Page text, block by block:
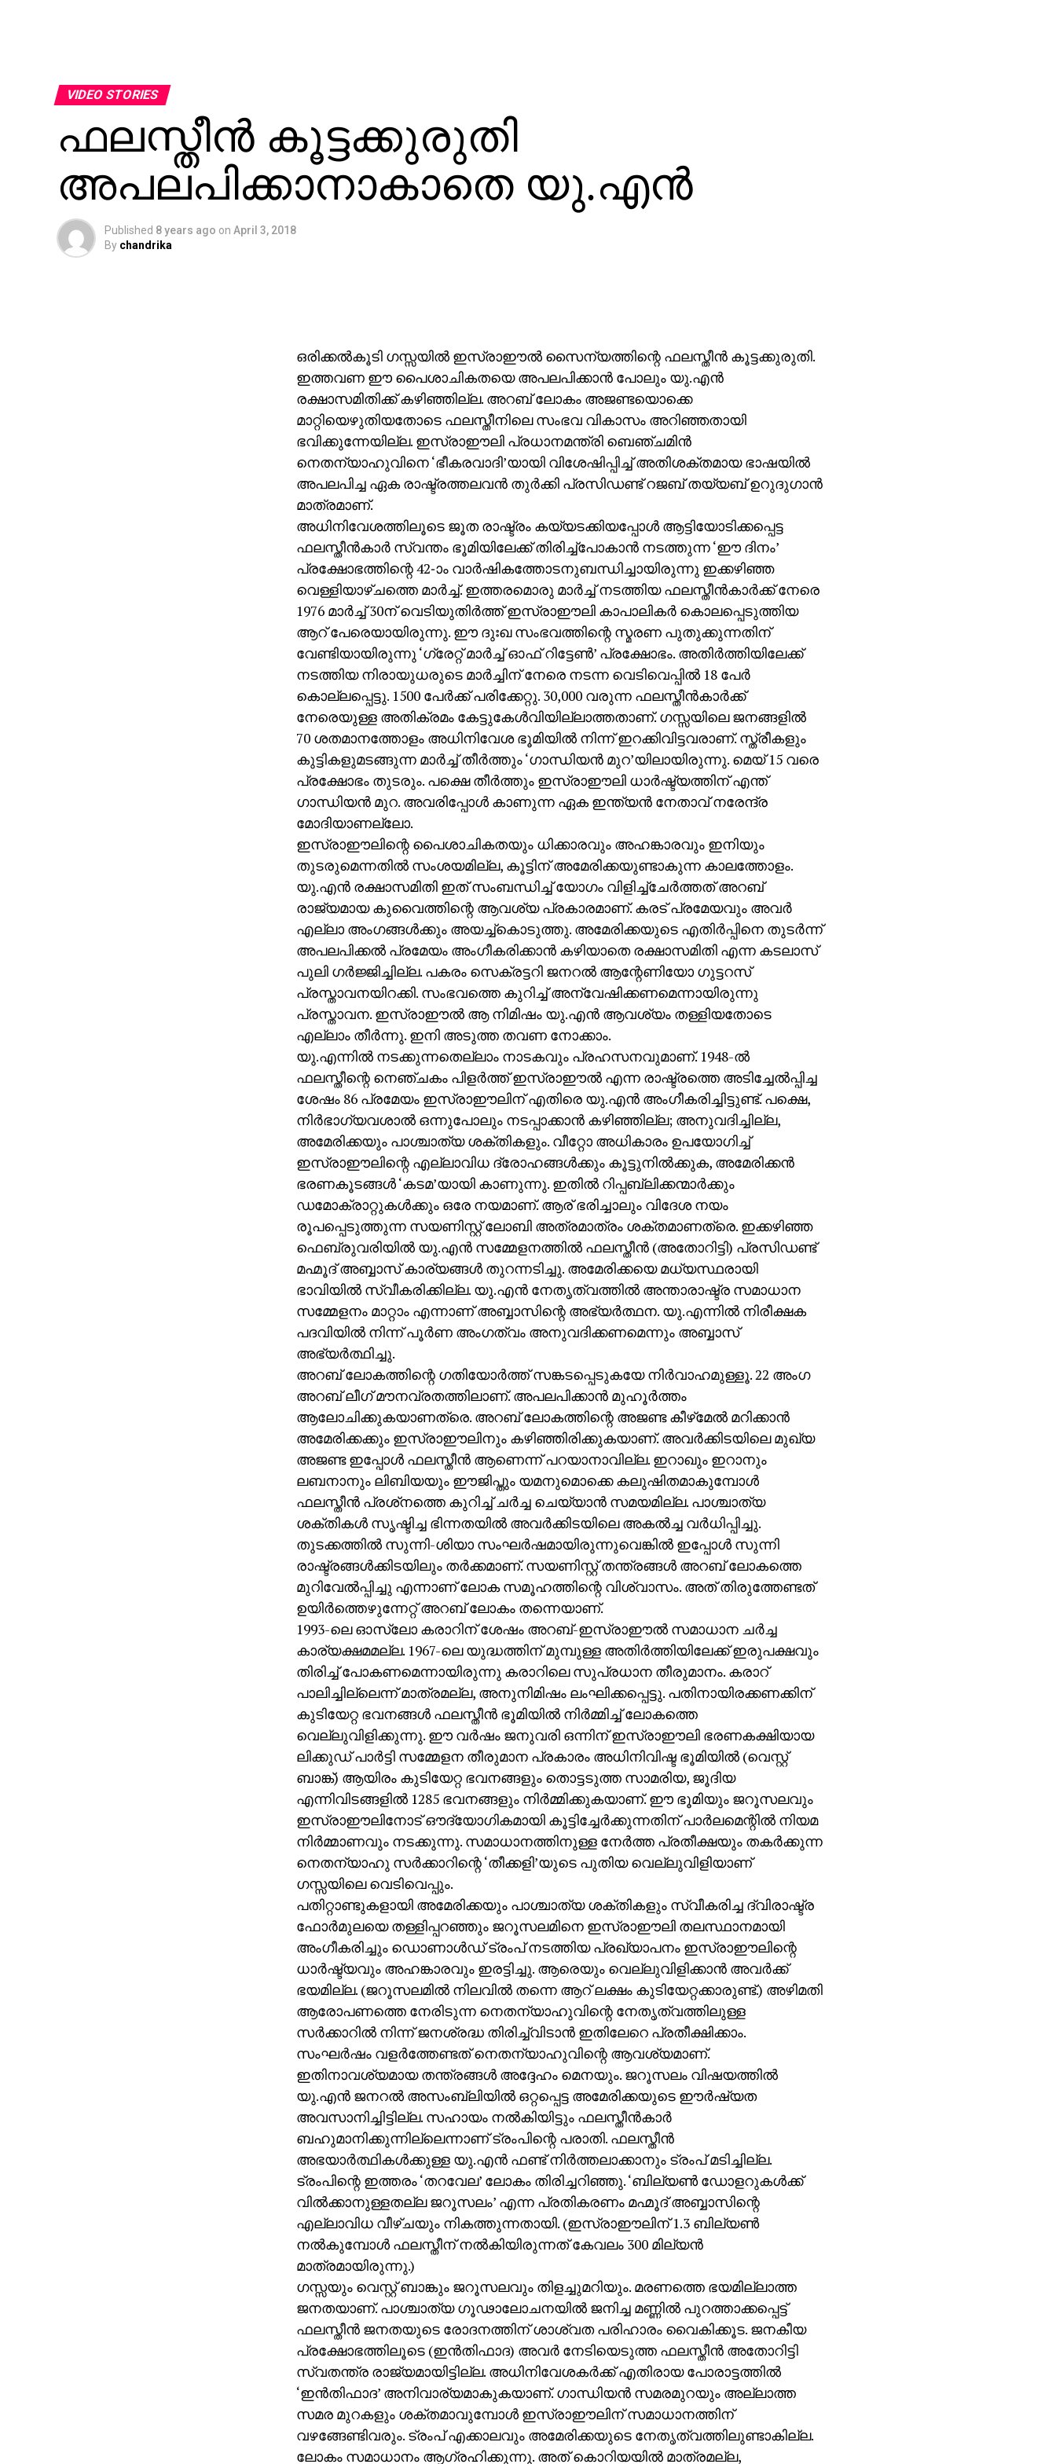
VIDEO STORIES
ഫലസ്തീന്‍ കൂട്ടക്കുരുതി
അപലപിക്കാനാകാതെ യു.എന്‍
Published 8 years ago on April 3, 2018
By chandrika
ഒരിക്കല്‍കൂടി ഗസ്സയില്‍ ഇസ്രാഈല്‍ സൈന്യത്തിന്റെ ഫലസ്തീന്‍ കൂട്ടക്കുരുതി.
ഇത്തവണ ഈ പൈശാചികതയെ അപലപിക്കാന്‍ പോലും യു.എന്‍
രക്ഷാസമിതിക്ക് കഴിഞ്ഞില്ല. അറബ് ലോകം അജണ്ടയൊക്കെ
മാറ്റിയെഴുതിയതോടെ ഫലസ്തീനിലെ സംഭവ വികാസം അറിഞ്ഞതായി
ഭവിക്കുന്നേയില്ല. ഇസ്രാഈലി പ്രധാനമന്ത്രി ബെഞ്ചമിന്‍
നെതന്യാഹുവിനെ ‘ഭീകരവാദി’യായി വിശേഷിപ്പിച്ച് അതിശക്തമായ ഭാഷയില്‍
അപലപിച്ച ഏക രാഷ്ട്രത്തലവന്‍ തുര്‍ക്കി പ്രസിഡണ്ട് റജബ് തയ്യബ് ഉറുദുഗാന്‍
മാത്രമാണ്.
അധിനിവേശത്തിലൂടെ ജൂത രാഷ്ട്രം കയ്യടക്കിയപ്പോള്‍ ആട്ടിയോടിക്കപ്പെട്ട
ഫലസ്തീന്‍കാര്‍ സ്വന്തം ഭൂമിയിലേക്ക് തിരിച്ച്‌പോകാന്‍ നടത്തുന്ന ‘ഈ ദിനം’
പ്രക്ഷോഭത്തിന്റെ 42-ാം വാര്‍ഷികത്തോടനുബന്ധിച്ചായിരുന്നു ഇക്കഴിഞ്ഞ
വെള്ളിയാഴ്ചത്തെ മാര്‍ച്ച്. ഇത്തരമൊരു മാര്‍ച്ച് നടത്തിയ ഫലസ്തീന്‍കാര്‍ക്ക് നേരെ
1976 മാര്‍ച്ച് 30ന് വെടിയുതിര്‍ത്ത് ഇസ്രാഈലി കാപാലികര്‍ കൊലപ്പെടുത്തിയ
ആറ് പേരെയായിരുന്നു. ഈ ദുഃഖ സംഭവത്തിന്റെ സ്മരണ പുതുക്കുന്നതിന്
വേണ്ടിയായിരുന്നു ‘ഗ്രേറ്റ് മാര്‍ച്ച് ഓഫ് റിട്ടേണ്‍’ പ്രക്ഷോഭം. അതിര്‍ത്തിയിലേക്ക്
നടത്തിയ നിരായുധരുടെ മാര്‍ച്ചിന് നേരെ നടന്ന വെടിവെപ്പില്‍ 18 പേര്‍
കൊല്ലപ്പെട്ടു. 1500 പേര്‍ക്ക് പരിക്കേറ്റു. 30,000 വരുന്ന ഫലസ്തീന്‍കാര്‍ക്ക്
നേരെയുള്ള അതിക്രമം കേട്ടുകേള്‍വിയില്ലാത്തതാണ്. ഗസ്സയിലെ ജനങ്ങളില്‍
70 ശതമാനത്തോളം അധിനിവേശ ഭൂമിയില്‍ നിന്ന് ഇറക്കിവിട്ടവരാണ്. സ്ത്രീകളും
കുട്ടികളുമടങ്ങുന്ന മാര്‍ച്ച് തീര്‍ത്തും ‘ഗാന്ധിയന്‍ മുറ’യിലായിരുന്നു. മെയ് 15 വരെ
പ്രക്ഷോഭം തുടരും. പക്ഷെ തീര്‍ത്തും ഇസ്രാഈലി ധാര്‍ഷ്ട്യത്തിന് എന്ത്
ഗാന്ധിയന്‍ മുറ. അവരിപ്പോള്‍ കാണുന്ന ഏക ഇന്ത്യന്‍ നേതാവ് നരേന്ദ്ര
മോദിയാണല്ലോ.
ഇസ്രാഈലിന്റെ പൈശാചികതയും ധിക്കാരവും അഹങ്കാരവും ഇനിയും
തുടരുമെന്നതില്‍ സംശയമില്ല, കൂട്ടിന് അമേരിക്കയുണ്ടാകുന്ന കാലത്തോളം.
യു.എന്‍ രക്ഷാസമിതി ഇത് സംബന്ധിച്ച് യോഗം വിളിച്ച്‌ചേര്‍ത്തത് അറബ്
രാജ്യമായ കുവൈത്തിന്റെ ആവശ്യ പ്രകാരമാണ്. കരട് പ്രമേയവും അവര്‍
എല്ലാ അംഗങ്ങള്‍ക്കും അയച്ച്‌കൊടുത്തു. അമേരിക്കയുടെ എതിര്‍പ്പിനെ തുടര്‍ന്ന്
അപലപിക്കല്‍ പ്രമേയം അംഗീകരിക്കാന്‍ കഴിയാതെ രക്ഷാസമിതി എന്ന കടലാസ്
പുലി ഗര്‍ജ്ജിച്ചില്ല. പകരം സെക്രട്ടറി ജനറല്‍ ആന്റേണിയോ ഗുട്ടറസ്
പ്രസ്താവനയിറക്കി. സംഭവത്തെ കുറിച്ച് അന്വേഷിക്കണമെന്നായിരുന്നു
പ്രസ്താവന. ഇസ്രാഈല്‍ ആ നിമിഷം യു.എന്‍ ആവശ്യം തള്ളിയതോടെ
എല്ലാം തീര്‍ന്നു. ഇനി അടുത്ത തവണ നോക്കാം.
യു.എന്നില്‍ നടക്കുന്നതെല്ലാം നാടകവും പ്രഹസനവുമാണ്. 1948-ല്‍
ഫലസ്തീന്റെ നെഞ്ചകം പിളര്‍ത്ത് ഇസ്രാഈല്‍ എന്ന രാഷ്ട്രത്തെ അടിച്ചേല്‍പ്പിച്ച
ശേഷം 86 പ്രമേയം ഇസ്രാഈലിന് എതിരെ യു.എന്‍ അംഗീകരിച്ചിട്ടുണ്ട്. പക്ഷെ,
നിര്‍ഭാഗ്യവശാല്‍ ഒന്നുപോലും നടപ്പാക്കാന്‍ കഴിഞ്ഞില്ല; അനുവദിച്ചില്ല,
അമേരിക്കയും പാശ്ചാത്യ ശക്തികളും. വീറ്റോ അധികാരം ഉപയോഗിച്ച്
ഇസ്രാഈലിന്റെ എല്ലാവിധ ദ്രോഹങ്ങള്‍ക്കും കൂട്ടുനില്‍ക്കുക, അമേരിക്കന്‍
ഭരണകൂടങ്ങള്‍ ‘കടമ’യായി കാണുന്നു. ഇതില്‍ റിപ്പബ്ലിക്കന്മാര്‍ക്കും
ഡമോക്രാറ്റുകള്‍ക്കും ഒരേ നയമാണ്. ആര് ഭരിച്ചാലും വിദേശ നയം
രൂപപ്പെടുത്തുന്ന സയണിസ്റ്റ് ലോബി അത്രമാത്രം ശക്തമാണത്രെ. ഇക്കഴിഞ്ഞ
ഫെബ്രുവരിയില്‍ യു.എന്‍ സമ്മേളനത്തില്‍ ഫലസ്തീന്‍ (അതോറിട്ടി) പ്രസിഡണ്ട്
മഹ്മൂദ് അബ്ബാസ് കാര്യങ്ങള്‍ തുറന്നടിച്ചു. അമേരിക്കയെ മധ്യസ്ഥരായി
ഭാവിയില്‍ സ്വീകരിക്കില്ല. യു.എന്‍ നേതൃത്വത്തില്‍ അന്താരാഷ്ട്ര സമാധാന
സമ്മേളനം മാറ്റാം എന്നാണ് അബ്ബാസിന്റെ അഭ്യര്‍ത്ഥന. യു.എന്നില്‍ നിരീക്ഷക
പദവിയില്‍ നിന്ന് പൂര്‍ണ അംഗത്വം അനുവദിക്കണമെന്നും അബ്ബാസ്
അഭ്യര്‍ത്ഥിച്ചു.
അറബ് ലോകത്തിന്റെ ഗതിയോര്‍ത്ത് സങ്കടപ്പെടുകയേ നിര്‍വാഹമുള്ളൂ. 22 അംഗ
അറബ് ലീഗ് മൗനവ്രതത്തിലാണ്. അപലപിക്കാന്‍ മുഹൂര്‍ത്തം
ആലോചിക്കുകയാണത്രെ. അറബ് ലോകത്തിന്റെ അജണ്ട കീഴ്‌മേല്‍ മറിക്കാന്‍
അമേരിക്കക്കും ഇസ്രാഈലിനും കഴിഞ്ഞിരിക്കുകയാണ്. അവര്‍ക്കിടയിലെ മുഖ്യ
അജണ്ട ഇപ്പോള്‍ ഫലസ്തീന്‍ ആണെന്ന് പറയാനാവില്ല. ഇറാഖും ഇറാനും
ലബനാനും ലിബിയയും ഈജിപ്തും യമനുമൊക്കെ കലുഷിതമാകുമ്പോള്‍
ഫലസ്തീന്‍ പ്രശ്‌നത്തെ കുറിച്ച് ചര്‍ച്ച ചെയ്യാന്‍ സമയമില്ല. പാശ്ചാത്യ
ശക്തികള്‍ സൃഷ്ടിച്ച ഭിന്നതയില്‍ അവര്‍ക്കിടയിലെ അകല്‍ച്ച വര്‍ധിപ്പിച്ചു.
തുടക്കത്തില്‍ സുന്നി-ശിയാ സംഘര്‍ഷമായിരുന്നുവെങ്കില്‍ ഇപ്പോള്‍ സുന്നി
രാഷ്ട്രങ്ങള്‍ക്കിടയിലും തര്‍ക്കമാണ്. സയണിസ്റ്റ് തന്ത്രങ്ങള്‍ അറബ് ലോകത്തെ
മുറിവേല്‍പ്പിച്ചു എന്നാണ് ലോക സമൂഹത്തിന്റെ വിശ്വാസം. അത് തിരുത്തേണ്ടത്
ഉയിര്‍ത്തെഴുന്നേറ്റ് അറബ് ലോകം തന്നെയാണ്.
1993-ലെ ഓസ്‌ലോ കരാറിന് ശേഷം അറബ്-ഇസ്രാഈല്‍ സമാധാന ചര്‍ച്ച
കാര്യക്ഷമമല്ല. 1967-ലെ യുദ്ധത്തിന് മുമ്പുള്ള അതിര്‍ത്തിയിലേക്ക് ഇരുപക്ഷവും
തിരിച്ച് പോകണമെന്നായിരുന്നു കരാറിലെ സുപ്രധാന തീരുമാനം. കരാറ്
പാലിച്ചില്ലെന്ന് മാത്രമല്ല, അനുനിമിഷം ലംഘിക്കപ്പെട്ടു. പതിനായിരക്കണക്കിന്
കുടിയേറ്റ ഭവനങ്ങള്‍ ഫലസ്തീന്‍ ഭൂമിയില്‍ നിര്‍മ്മിച്ച് ലോകത്തെ
വെല്ലുവിളിക്കുന്നു. ഈ വര്‍ഷം ജനുവരി ഒന്നിന് ഇസ്രാഈലി ഭരണകക്ഷിയായ
ലിക്കുഡ് പാര്‍ട്ടി സമ്മേളന തീരുമാന പ്രകാരം അധിനിവിഷ്ട ഭൂമിയില്‍ (വെസ്റ്റ്
ബാങ്ക്) ആയിരം കുടിയേറ്റ ഭവനങ്ങളും തൊട്ടടുത്ത സാമരിയ, ജൂദിയ
എന്നിവിടങ്ങളില്‍ 1285 ഭവനങ്ങളും നിര്‍മ്മിക്കുകയാണ്. ഈ ഭൂമിയും ജറൂസലവും
ഇസ്രാഈലിനോട് ഔദ്യോഗികമായി കൂട്ടിച്ചേര്‍ക്കുന്നതിന് പാര്‍ലമെന്റില്‍ നിയമ
നിര്‍മ്മാണവും നടക്കുന്നു. സമാധാനത്തിനുള്ള നേര്‍ത്ത പ്രതീക്ഷയും തകര്‍ക്കുന്ന
നെതന്യാഹു സര്‍ക്കാറിന്റെ ‘തീക്കളി’യുടെ പുതിയ വെല്ലുവിളിയാണ്
ഗസ്സയിലെ വെടിവെപ്പും.
പതിറ്റാണ്ടുകളായി അമേരിക്കയും പാശ്ചാത്യ ശക്തികളും സ്വീകരിച്ച ദ്വിരാഷ്ട്ര
ഫോര്‍മുലയെ തള്ളിപ്പറഞ്ഞും ജറൂസലമിനെ ഇസ്രാഈലി തലസ്ഥാനമായി
അംഗീകരിച്ചും ഡൊണാള്‍ഡ് ട്രംപ് നടത്തിയ പ്രഖ്യാപനം ഇസ്രാഈലിന്റെ
ധാര്‍ഷ്ട്യവും അഹങ്കാരവും ഇരട്ടിച്ചു. ആരെയും വെല്ലുവിളിക്കാന്‍ അവര്‍ക്ക്
ഭയമില്ല. (ജറൂസലമില്‍ നിലവില്‍ തന്നെ ആറ് ലക്ഷം കുടിയേറ്റക്കാരുണ്ട്.) അഴിമതി
ആരോപണത്തെ നേരിടുന്ന നെതന്യാഹുവിന്റെ നേതൃത്വത്തിലുള്ള
സര്‍ക്കാറില്‍ നിന്ന് ജനശ്രദ്ധ തിരിച്ച്‌വിടാന്‍ ഇതിലേറെ പ്രതീക്ഷിക്കാം.
സംഘര്‍ഷം വളര്‍ത്തേണ്ടത് നെതന്യാഹുവിന്റെ ആവശ്യമാണ്.
ഇതിനാവശ്യമായ തന്ത്രങ്ങള്‍ അദ്ദേഹം മെനയും. ജറൂസലം വിഷയത്തില്‍
യു.എന്‍ ജനറല്‍ അസംബ്ലിയില്‍ ഒറ്റപ്പെട്ട അമേരിക്കയുടെ ഈര്‍ഷ്യത
അവസാനിച്ചിട്ടില്ല. സഹായം നല്‍കിയിട്ടും ഫലസ്തീന്‍കാര്‍
ബഹുമാനിക്കുന്നില്ലെന്നാണ് ട്രംപിന്റെ പരാതി. ഫലസ്തീന്‍
അഭയാര്‍ത്ഥികള്‍ക്കുള്ള യു.എന്‍ ഫണ്ട് നിര്‍ത്തലാക്കാനും ട്രംപ് മടിച്ചില്ല.
ട്രംപിന്റെ ഇത്തരം ‘തറവേല’ ലോകം തിരിച്ചറിഞ്ഞു. ‘ബില്യണ്‍ ഡോളറുകള്‍ക്ക്
വില്‍ക്കാനുള്ളതല്ല ജറൂസലം’ എന്ന പ്രതികരണം മഹ്മൂദ് അബ്ബാസിന്റെ
എല്ലാവിധ വീഴ്ചയും നികത്തുന്നതായി. (ഇസ്രാഈലിന് 1.3 ബില്യണ്‍
നല്‍കുമ്പോള്‍ ഫലസ്തീന് നല്‍കിയിരുന്നത് കേവലം 300 മില്യന്‍
മാത്രമായിരുന്നു.)
ഗസ്സയും വെസ്റ്റ് ബാങ്കും ജറൂസലവും തിളച്ചുമറിയും. മരണത്തെ ഭയമില്ലാത്ത
ജനതയാണ്. പാശ്ചാത്യ ഗൂഢാലോചനയില്‍ ജനിച്ച മണ്ണില്‍ പുറത്താക്കപ്പെട്ട്
ഫലസ്തീന്‍ ജനതയുടെ രോദനത്തിന് ശാശ്വത പരിഹാരം വൈകിക്കൂട. ജനകീയ
പ്രക്ഷോഭത്തിലൂടെ (ഇന്‍തിഫാദ) അവര്‍ നേടിയെടുത്ത ഫലസ്തീന്‍ അതോറിട്ടി
സ്വതന്ത്ര രാജ്യമായിട്ടില്ല. അധിനിവേശകര്‍ക്ക് എതിരായ പോരാട്ടത്തില്‍
‘ഇന്‍തിഫാദ’ അനിവാര്യമാകുകയാണ്. ഗാന്ധിയന്‍ സമരമുറയും അല്ലാത്ത
സമര മുറകളും ശക്തമാവുമ്പോള്‍ ഇസ്രാഈലിന് സമാധാനത്തിന്
വഴങ്ങേണ്ടിവരും. ട്രംപ് എക്കാലവും അമേരിക്കയുടെ നേതൃത്വത്തിലുണ്ടാകില്ല.
ലോകം സമാധാനം ആഗ്രഹിക്കുന്നു. അത് കൊറിയയില്‍ മാത്രമല്ല,